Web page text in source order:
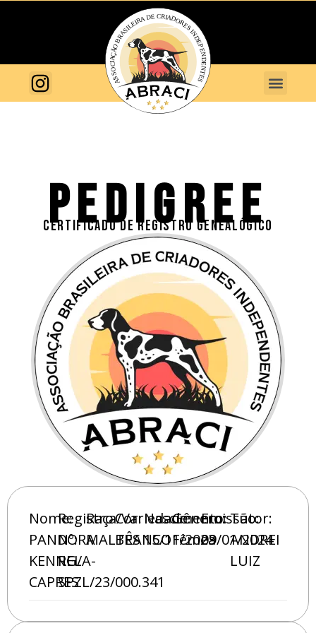
PEDIGREE
CERTIFICADO DE REGISTRO GENEALÓGICO
Nome:
PANDORA
KENNEL
CAPRES
Registro
Nº:
RG/A-
SPZL/23/000.341
Raça/Variedade:
MALTÊS
Cor:
BRANCO
Nascimento:
15/11/2023
Gênero:
Fêmea
Emissão:
09/01/2024
Tutor:
ANDREI
LUIZ